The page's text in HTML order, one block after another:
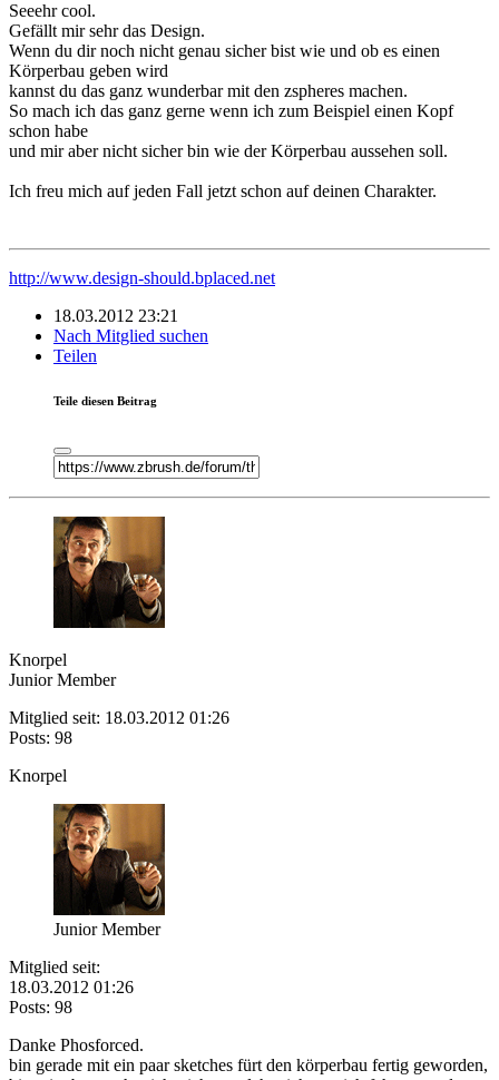
Seeehr cool.
Gefällt mir sehr das Design.
Wenn du dir noch nicht genau sicher bist wie und ob es einen
Körperbau geben wird
kannst du das ganz wunderbar mit den zspheres machen.
So mach ich das ganz gerne wenn ich zum Beispiel einen Kopf
schon habe
und mir aber nicht sicher bin wie der Körperbau aussehen soll.
Ich freu mich auf jeden Fall jetzt schon auf deinen Charakter.
http://www.design-should.bplaced.net
18.03.2012 23:21
Nach Mitglied suchen
Teilen
Teile diesen Beitrag
Knorpel
Junior Member
Mitglied seit: 18.03.2012 01:26
Posts: 98
Knorpel
Junior Member
Mitglied seit:
18.03.2012 01:26
Posts: 98
Danke Phosforced.
bin gerade mit ein paar sketches fürt den körperbau fertig geworden,